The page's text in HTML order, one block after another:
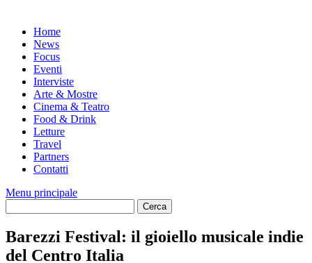
Home
News
Focus
Eventi
Interviste
Arte & Mostre
Cinema & Teatro
Food & Drink
Letture
Travel
Partners
Contatti
Menu principale
Barezzi Festival: il gioiello musicale indie
del Centro Italia